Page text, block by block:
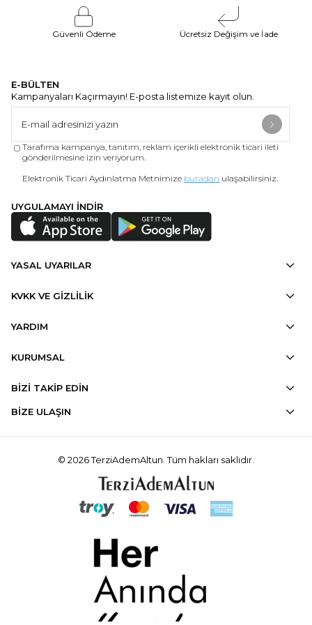
Güvenli Ödeme Ücretsiz Değişim ve İade
E-BÜLTEN
Kampanyaları Kaçırmayın! E-posta listemize kayıt olun.
Tarafıma kampanya, tanıtım, reklam içerikli elektronik ticari ileti
gönderilmesine izin veriyorum.
Elektronik Ticari Aydınlatma Metnimize buradan ulaşabilirsiniz.
UYGULAMAYI İNDİR
YASAL UYARILAR
KVKK VE GİZLİLİK
YARDIM
KURUMSAL
BİZİ TAKİP EDİN
BİZE ULAŞIN
© 2026 TerziAdemAltun. Tüm hakları saklıdır.